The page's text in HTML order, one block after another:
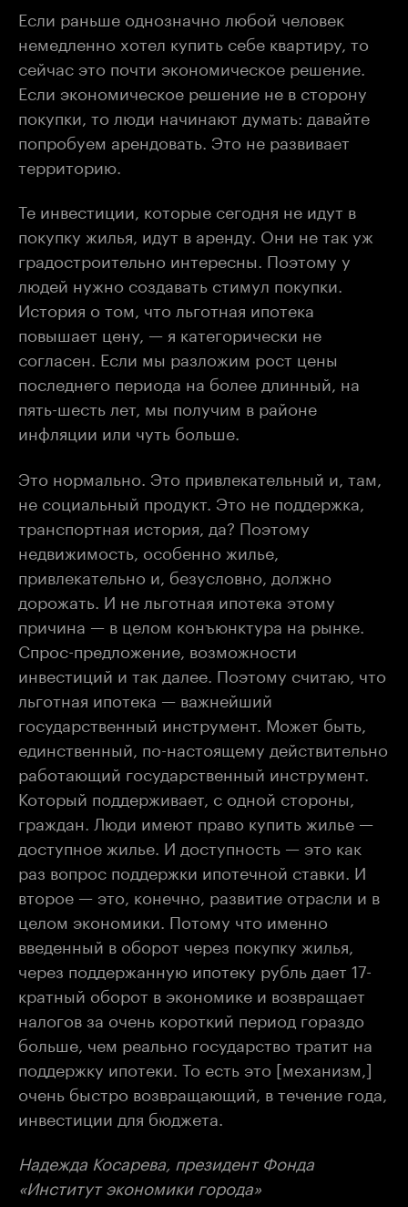
Если раньше однозначно любой человек
немедленно хотел купить себе квартиру, то
сейчас это почти экономическое решение.
Если экономическое решение не в сторону
покупки, то люди начинают думать: давайте
попробуем арендовать. Это не развивает
территорию.
Те инвестиции, которые сегодня не идут в
покупку жилья, идут в аренду. Они не так уж
градостроительно интересны. Поэтому у
людей нужно создавать стимул покупки.
История о том, что льготная ипотека
повышает цену, — я категорически не
согласен. Если мы разложим рост цены
последнего периода на более длинный, на
пять-шесть лет, мы получим в районе
инфляции или чуть больше.
Это нормально. Это привлекательный и, там,
не социальный продукт. Это не поддержка,
транспортная история, да? Поэтому
недвижимость, особенно жилье,
привлекательно и, безусловно, должно
дорожать. И не льготная ипотека этому
причина — в целом конъюнктура на рынке.
Спрос-предложение, возможности
инвестиций и так далее. Поэтому считаю, что
льготная ипотека — важнейший
государственный инструмент. Может быть,
единственный, по-настоящему действительно
работающий государственный инструмент.
Который поддерживает, с одной стороны,
граждан. Люди имеют право купить жилье —
доступное жилье. И доступность — это как
раз вопрос поддержки ипотечной ставки. И
второе — это, конечно, развитие отрасли и в
целом экономики. Потому что именно
введенный в оборот через покупку жилья,
через поддержанную ипотеку рубль дает 17-
кратный оборот в экономике и возвращает
налогов за очень короткий период гораздо
больше, чем реально государство тратит на
поддержку ипотеки. То есть это [механизм,]
очень быстро возвращающий, в течение года,
инвестиции для бюджета.
Надежда Косарева, президент Фонда
«Институт экономики города»